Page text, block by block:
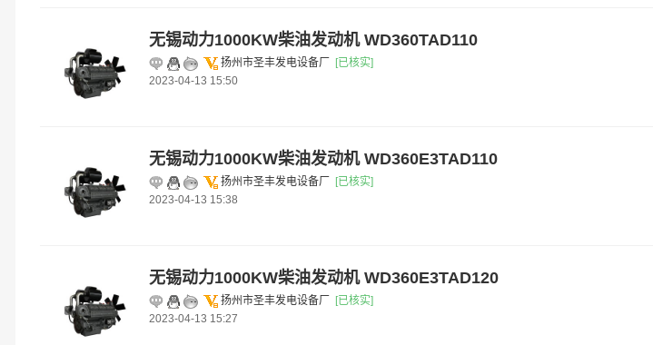
无锡动力1000KW柴油发动机 WD360TAD110
扬州市圣丰发电设备厂
[已核实]
2023-04-13 15:50
无锡动力1000KW柴油发动机 WD360E3TAD110
扬州市圣丰发电设备厂
[已核实]
2023-04-13 15:38
无锡动力1000KW柴油发动机 WD360E3TAD120
扬州市圣丰发电设备厂
[已核实]
2023-04-13 15:27